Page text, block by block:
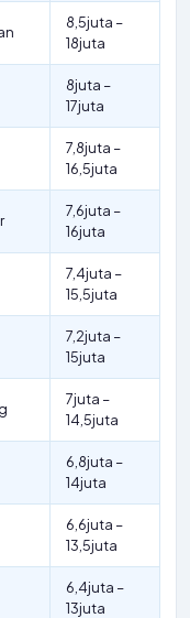
8,5juta –
18juta
8juta –
17juta
7,8juta –
16,5juta
7,6juta –
16juta
7,4juta –
15,5juta
7,2juta –
15juta
7juta –
14,5juta
6,8juta –
14juta
6,6juta –
13,5juta
6,4juta –
13juta